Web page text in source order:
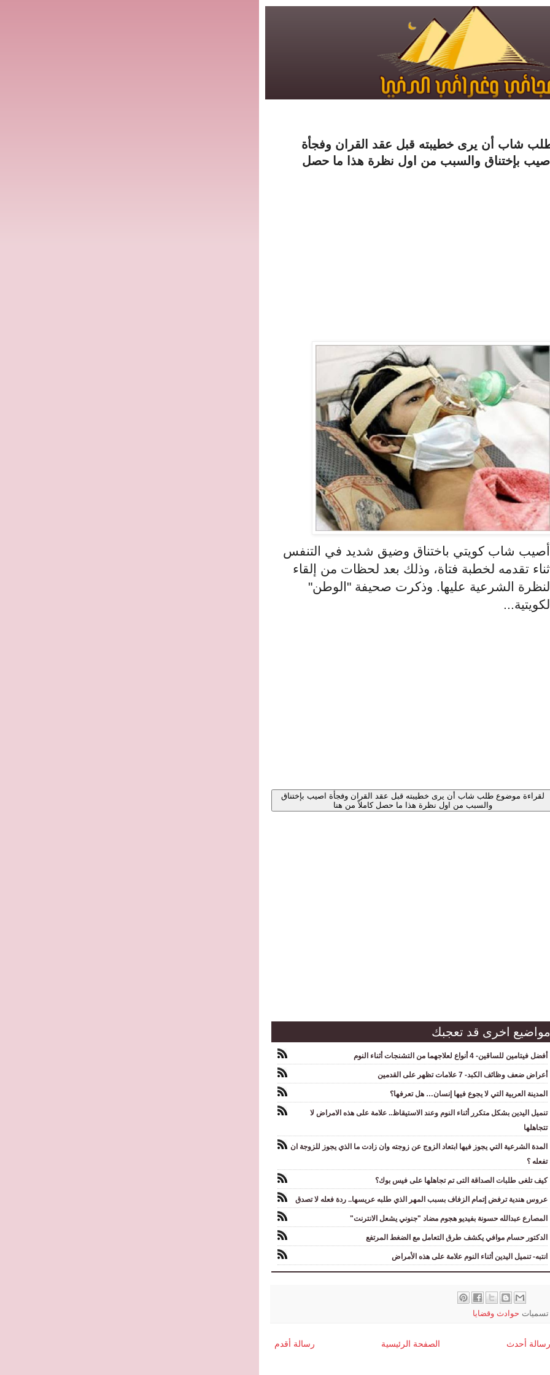
شاب أن يرى خطيبته قبل عقد القران وفجأة
بإختناق والسبب من اول نظرة هذا ما حصل
شاب كويتي باختناق وضيق شديد في التنفس
تقدمه لخطبة فتاة، وذلك بعد لحظات من إلقاء
الشرعية عليها. وذكرت صحيفة "الوطن"
لقراءة موضوع طلب شاب أن يرى خطيبته قبل عقد القران وفجأة اصيب بإختناق
والسبب من اول نظرة هذا ما حصل كاملاً من هنا
مواضيع اخرى قد تعجبك
أفضل فيتامين للساقين- 4 أنواع لعلاجهما من التشنجات أثناء النوم
أعراض ضعف وظائف الكبد- 7 علامات تظهر على القدمين
المدينة العربية التي لا يجوع فيها إنسان… هل تعرفها؟
تنميل اليدين بشكل متكرر أثناء النوم وعند الاستيقاظ.. علامة على هذه الامراض لا
تتجاهلها
المدة الشرعية التي يجوز فيها ابتعاد الزوج عن زوجته وان زادت ما الذي يجوز للزوجة ان
تفعله ؟
كيف تلغى طلبات الصداقة التى تم تجاهلها على فيس بوك؟
عروس هندية ترفض إتمام الزفاف بسبب المهر الذي طلبه عريسها.. ردة فعله لا تصدق
المصارع عبدالله حسونة بفيديو هجوم مضاد "جنوني يشعل الانترنت"
الدكتور حسام موافي يكشف طرق التعامل مع الضغط المرتفع
انتبه- تنميل اليدين أثناء النوم علامة على هذه الأمراض
تسميات حوادث وقضايا
رسالة أحدث رسالة أقدم الصفحة الرئيسية